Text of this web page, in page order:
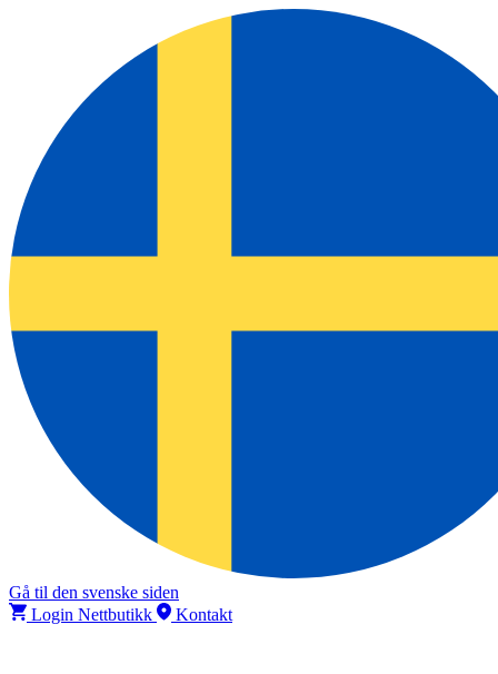
Gå til den svenske siden
Login Nettbutikk
Kontakt